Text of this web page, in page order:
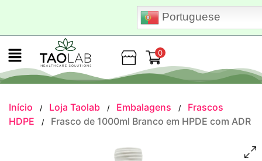
Portuguese
Loja
0
Início / Loja Taolab / Embalagens /
Frascos
HDPE
/ Frasco de 1000ml Branco em HPDE com ADR